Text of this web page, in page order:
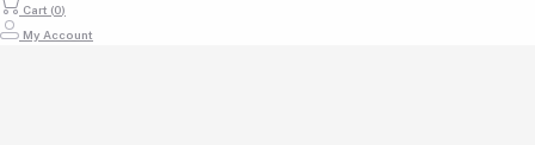
Cart (0)
My Account